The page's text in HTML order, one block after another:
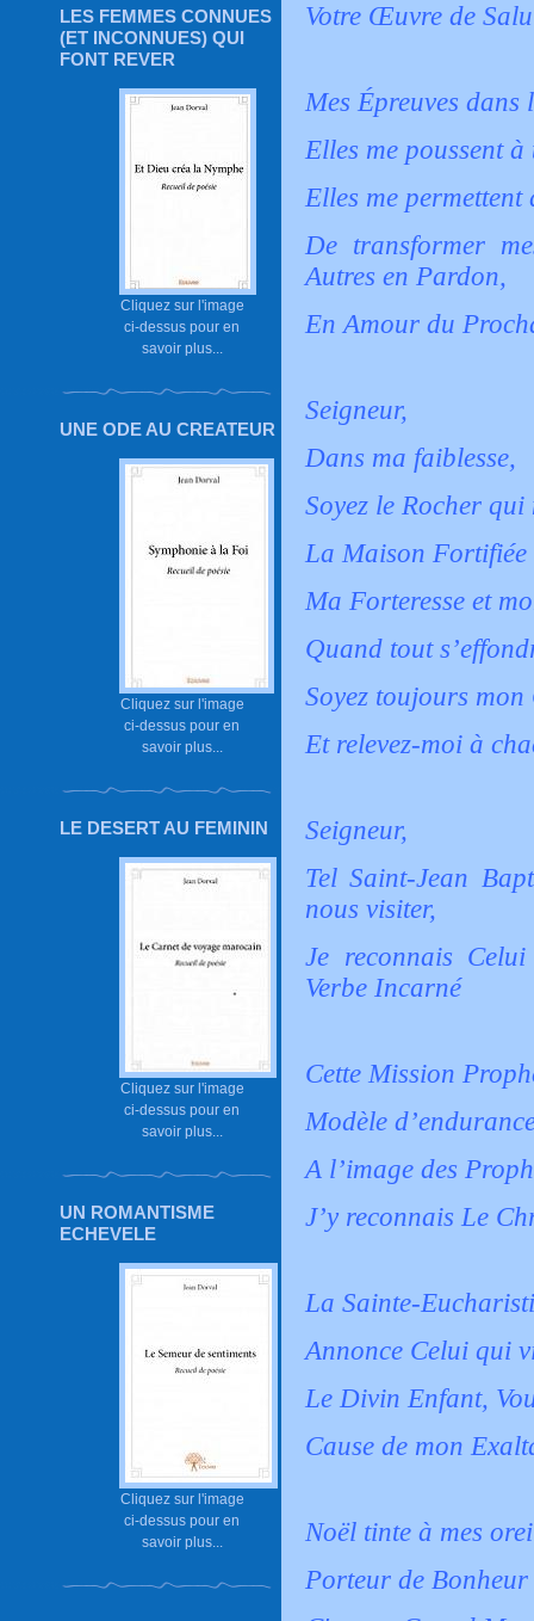
LES FEMMES CONNUES
(ET INCONNUES) QUI
FONT REVER
Cliquez sur l'image
ci-dessus pour en
savoir plus...
UNE ODE AU CREATEUR
Cliquez sur l'image
ci-dessus pour en
savoir plus...
LE DESERT AU FEMININ
Cliquez sur l'image
ci-dessus pour en
savoir plus...
UN ROMANTISME
ECHEVELE
Cliquez sur l'image
ci-dessus pour en
savoir plus...
Votre Œuvre de
Mes Épreuves
Elles me poussent
Elles me
De transformer
Autres en Pardon,
En Amour du
Seigneur,
Dans ma faiblesse,
Soyez le Rocher qui
La Maison Fortifiée
Ma Forteresse et
Quand tout
Soyez toujours mon
Et relevez-moi à
Seigneur,
Tel Saint-Jean
nous visiter,
Je reconnais
Verbe Incarné
Cette Mission
Modèle
A l’image des
J’y reconnais Le
La Sainte-
Annonce Celui qui
Le Divin Enfant,
Cause de mon
Noël tinte à mes
Porteur de Bonheur